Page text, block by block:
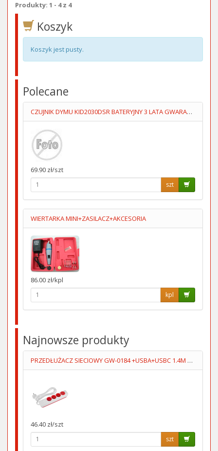
Produkty: 1 - 4 z 4
Koszyk
Koszyk jest pusty.
Polecane
CZUJNIK DYMU KID2030DSR BATERYJNY 3 LATA GWARANCJI KIDDE
69.90 zł/szt
szt
WIERTARKA MINI+ZASILACZ+AKCESORIA
86.00 zł/kpl
kpl
Najnowsze produkty
PRZEDŁUŻACZ SIECIOWY GW-0184 +USBA+USBC 1.4M 3GN+WYŁĄCZNIK
46.40 zł/szt
szt